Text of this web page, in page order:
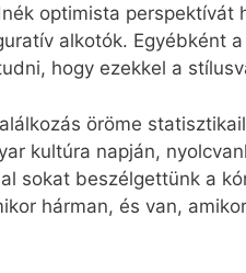
optimista perspektívát
alkotók. Egyébként
hogy ezekkel a
öröme
kultúra napján,
sokat beszélgettünk a
hárman, és van,